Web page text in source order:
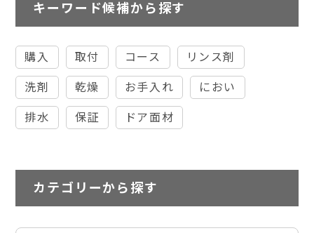
キーワード候補から探す
購入 取付 コース リンス剤
洗剤 乾燥 お手入れ におい
排水 保証 ドア面材
カテゴリーから探す